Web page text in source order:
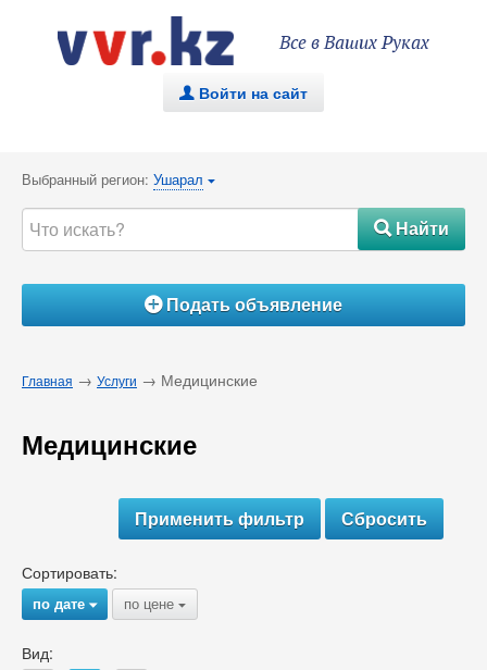
Все в Ваших Руках
. Войти на сайт
Выбранный регион: Ушарал {
#Найти
ÁПодать объявление
Главная → Услуги → Медицинские
Медицинские
Сортировать:
по дате{ по цене {
Вид: